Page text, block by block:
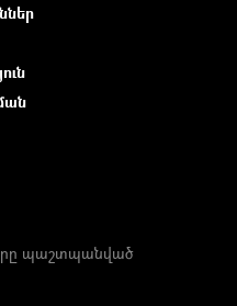
պաշտպանված